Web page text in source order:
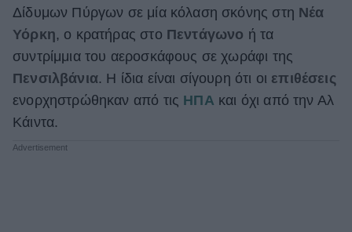
Women's Forum
Hautes Grecians
Δίδυμων Πύργων σε μία κόλαση σκόνης στη Νέα
Υόρκη, ο κρατήρας στο Πεντάγωνο ή τα
συντρίμμια του αεροσκάφους σε χωράφι της
Πενσιλβάνια. Η ίδια είναι σίγουρη ότι οι επιθέσεις
ενορχηστρώθηκαν από τις ΗΠΑ και όχι από την Αλ
Κάιντα.